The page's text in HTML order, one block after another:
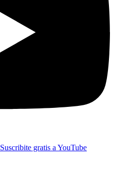
Suscribite gratis a YouTube